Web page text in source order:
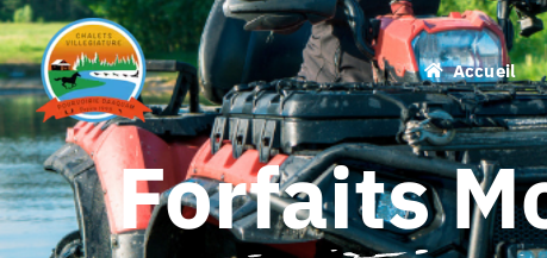
Passer
au
contenu
Accueil
Forfaits